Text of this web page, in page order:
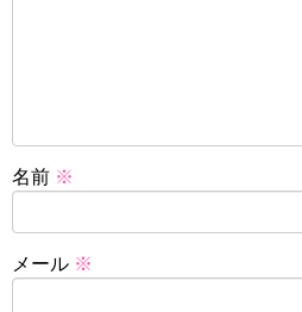
名前 ※
メール ※